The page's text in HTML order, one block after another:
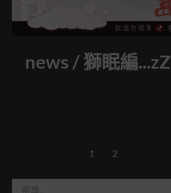
news /獅眠編...zZ
1 2